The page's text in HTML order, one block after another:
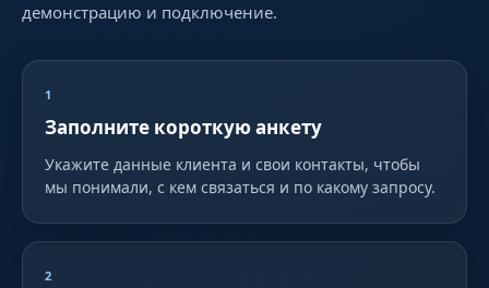
демонстрацию и подключение.
1
Заполните короткую анкету
Укажите данные клиента и свои контакты, чтобы
мы понимали, с кем связаться и по какому запросу.
2